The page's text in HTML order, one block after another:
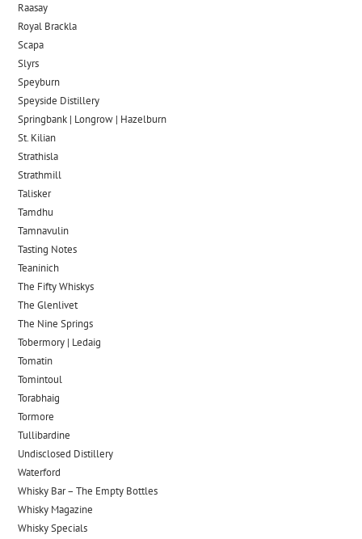
Raasay
Royal Brackla
Scapa
Slyrs
Speyburn
Speyside Distillery
Springbank | Longrow | Hazelburn
St. Kilian
Strathisla
Strathmill
Talisker
Tamdhu
Tamnavulin
Tasting Notes
Teaninich
The Fifty Whiskys
The Glenlivet
The Nine Springs
Tobermory | Ledaig
Tomatin
Tomintoul
Torabhaig
Tormore
Tullibardine
Undisclosed Distillery
Waterford
Whisky Bar – The Empty Bottles
Whisky Magazine
Whisky Specials